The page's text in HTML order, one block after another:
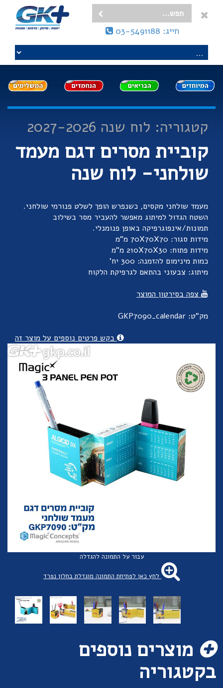
חייג: 03-5491188
קטגוריה: לוח שנה 2027-2026
קוביית מסרים דגם מעמד
שולחני- לוח שנה
מעמד שולחני מקסים, כשנפרש הופך לשלט פנורמי שולחני.
השטח הגדול למיתוג מאפשר להעביר מסר בשילוב
תמונות/אינפוגרפיקה באופן פנומנלי.
מידות סגור: 70X70X70 מ"מ
מידות פתוח: 210X70X30 מ"מ
כמות מינימום להזמנה: 300 יח'
מיתוג: צבעוני בהתאם לגרפיקת הלקוח
צפה בסירטון המוצר
מק"ט: GKP7090_calendar
בקש פרטים נוספים על מוצר זה
עבור על התמונה להגדלה
לחץ כאן לפתיחת התמונה מוגדלת בחלון נפרד
מוצרים נוספים
בקטגוריה